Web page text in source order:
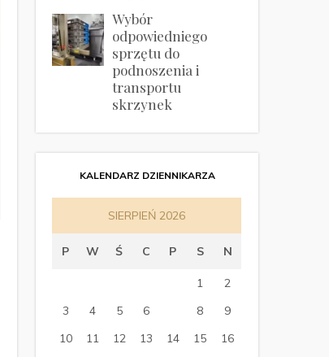
Wybór
odpowiedniego
sprzętu do
podnoszenia i
transportu
skrzynek
KALENDARZ DZIENNIKARZA
SIERPIEŃ 2026
P W Ś C P S N
1
2
3
4 5 6 8
9
10
11 12 13 14 15
16